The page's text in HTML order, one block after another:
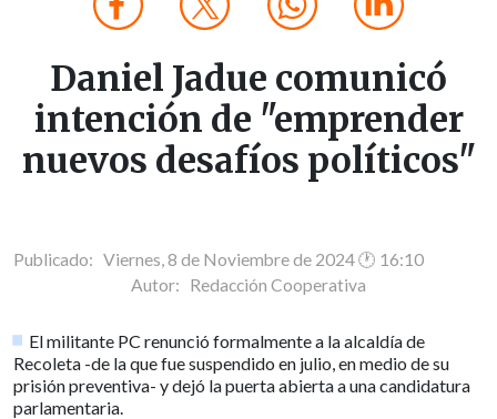
Daniel Jadue comunicó
intención de "emprender
nuevos desafíos políticos"
Publicado: Viernes, 8 de Noviembre de 2024 🕐 16:10
Autor: Redacción Cooperativa
El militante PC renunció formalmente a la alcaldía de
Recoleta -de la que fue suspendido en julio, en medio de su
prisión preventiva- y dejó la puerta abierta a una candidatura
parlamentaria.